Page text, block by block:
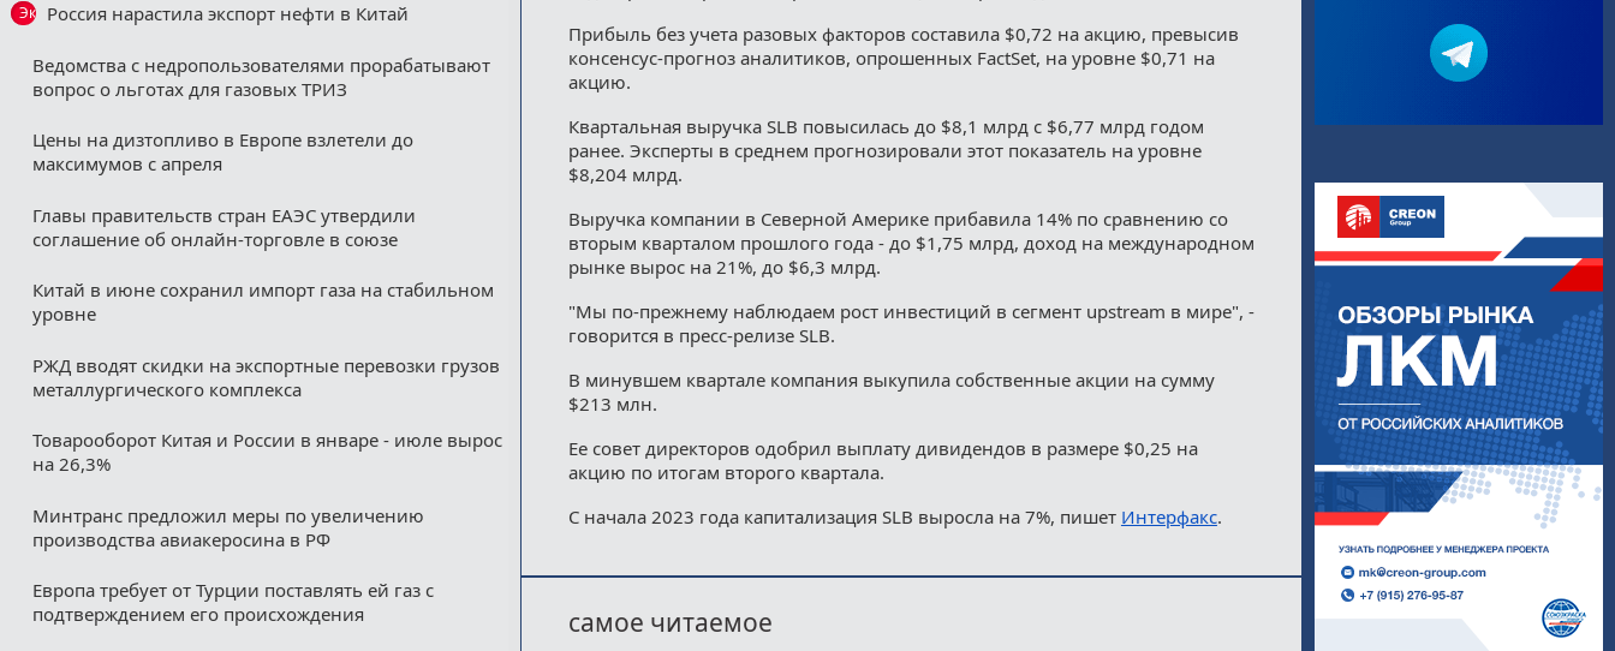
Эксклюзив
Россия нарастила экспорт нефти в Китай
Ведомства с недропользователями прорабатывают
вопрос о льготах для газовых ТРИЗ
Цены на дизтопливо в Европе взлетели до
максимумов с апреля
Главы правительств стран ЕАЭС утвердили
соглашение об онлайн-торговле в союзе
Китай в июне сохранил импорт газа на стабильном
уровне
РЖД вводят скидки на экспортные перевозки грузов
металлургического комплекса
Товарооборот Китая и России в январе - июле вырос
на 26,3%
Минтранс предложил меры по увеличению
производства авиакеросина в РФ
Европа требует от Турции поставлять ей газ с
подтверждением его происхождения
Прибыль без учета разовых факторов составила $0,72 на акцию, превысив
консенсус-прогноз аналитиков, опрошенных FactSet, на уровне $0,71 на
акцию.
Квартальная выручка SLB повысилась до $8,1 млрд с $6,77 млрд годом
ранее. Эксперты в среднем прогнозировали этот показатель на уровне
$8,204 млрд.
Выручка компании в Северной Америке прибавила 14% по сравнению со
вторым кварталом прошлого года - до $1,75 млрд, доход на международном
рынке вырос на 21%, до $6,3 млрд.
"Мы по-прежнему наблюдаем рост инвестиций в сегмент upstream в мире", -
говорится в пресс-релизе SLB.
В минувшем квартале компания выкупила собственные акции на сумму
$213 млн.
Ее совет директоров одобрил выплату дивидендов в размере $0,25 на
акцию по итогам второго квартала.
С начала 2023 года капитализация SLB выросла на 7%, пишет Интерфакс.
самое читаемое